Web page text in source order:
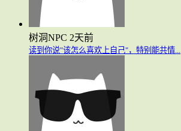
树洞NPC 2天前
读到你说"该怎么喜欢上自己"，特别能共情...